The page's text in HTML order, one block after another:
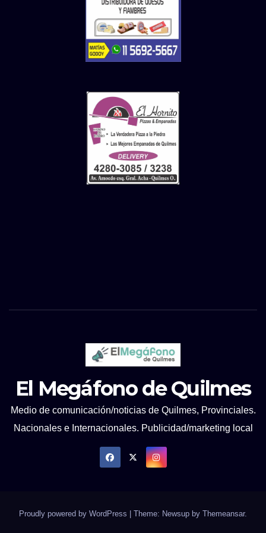
El Megáfono de Quilmes
Medio de comunicación/noticias de Quilmes, Provinciales.
Nacionales e Internacionales. Publicidad/marketing local
Proudly powered by WordPress Theme: Newsup by Themeansar.